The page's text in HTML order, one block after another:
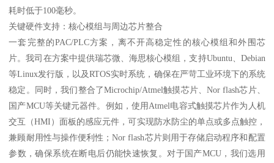
耗时低于100毫秒。
关键硬件支持：核心模组与周边芯片整合
一套完整的PAC/PLC方案，离不开高稳定性的核心模组和外围芯
片。我司在方案中提供瑞芯微、海思核心模组，支持Ubuntu、Debian
等Linux发行版，以及RTOS实时系统，确保在严苛工业环境下的系统
稳定。同时，我们整合了Microchip/Atmel触摸芯片、Nor flash芯片、
国产MCU等关键元器件。例如，使用Atmel电容式触摸芯片作为人机
交互（HMI）面板的感应元件，可实现防水防尘的单点或多点触控，
兼顾耐用性与操作便利性；Nor flash芯片则用于存储启动程序和配置
参数，确保系统在断电后仍能快速恢复。对于国产MCU，我们选用